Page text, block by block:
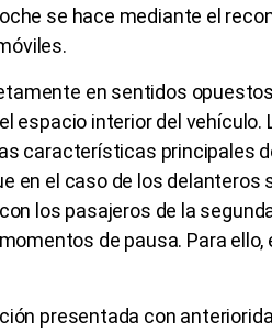
se hace mediante el
en sentidos
espacio interior del vehículo.
características principales
en el caso de los delanteros
los pasajeros de la
de pausa. Para
presentada con